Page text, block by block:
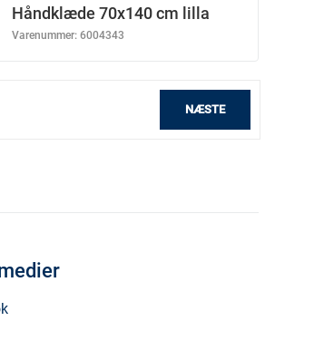
Håndklæde 70x140 cm lilla
Varenummer: 6004343
NÆSTE